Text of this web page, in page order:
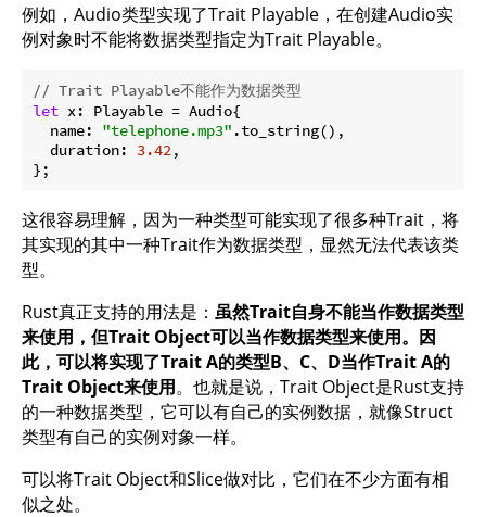
例如，Audio类型实现了Trait Playable，在创建Audio实
例对象时不能将数据类型指定为Trait Playable。
// Trait Playable不能作为数据类型
let x: Playable = Audio{
  name:
"telephone.mp3" .to_string(),
  duration:
3.42,
这很容易理解，因为一种类型可能实现了很多种Trait，将
其实现的其中一种Trait作为数据类型，显然无法代表该类
型。
Rust真正支持的用法是： 虽然Trait自身不能当作数据类型
来使用，但Trait Object可以当作数据类型来使用。因
此，可以将实现了Trait A的类型B、C、D当作Trait A的
Trait Object来使用。也就是说，Trait Object是Rust支持
的一种数据类型，它可以有自己的实例数据，就像Struct
类型有自己的实例对象一样。
可以将Trait Object和Slice做对比，它们在不少方面有相
似之处。